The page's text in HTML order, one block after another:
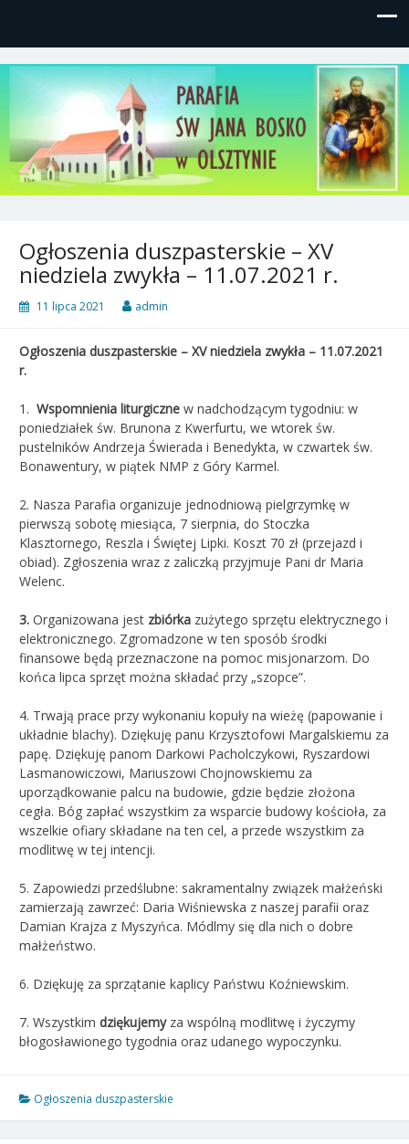
Parafia św, Jana Bosko w
Olsztynie
Gutkowo, ul. Żółkiewskiego 1
Ogłoszenia duszpasterskie – XV
niedziela zwykła – 11.07.2021 r.
11 lipca 2021 admin
Ogłoszenia duszpasterskie – XV niedziela zwykła – 11.07.2021
r.
1. Wspomnienia liturgiczne w nadchodzącym tygodniu: w
poniedziałek św. Brunona z Kwerfurtu, we wtorek św.
pustelników Andrzeja Świerada i Benedykta, w czwartek św.
Bonawentury, w piątek NMP z Góry Karmel.
2. Nasza Parafia organizuje jednodniową pielgrzymkę w
pierwszą sobotę miesiąca, 7 sierpnia, do Stoczka
Klasztornego, Reszla i Świętej Lipki. Koszt 70 zł (przejazd i
obiad). Zgłoszenia wraz z zaliczką przyjmuje Pani dr Maria
Welenc.
3. Organizowana jest zbiórka zużytego sprzętu elektrycznego i
elektronicznego. Zgromadzone w ten sposób środki
finansowe będą przeznaczone na pomoc misjonarzom. Do
końca lipca sprzęt można składać przy „szopce”.
4. Trwają prace przy wykonaniu kopuły na wieżę (papowanie i
układnie blachy). Dziękuję panu Krzysztofowi Margalskiemu za
papę. Dziękuję panom Darkowi Pacholczykowi, Ryszardowi
Lasmanowiczowi, Mariuszowi Chojnowskiemu za
uporządkowanie palcu na budowie, gdzie będzie złożona
cegła. Bóg zapłać wszystkim za wsparcie budowy kościoła, za
wszelkie ofiary składane na ten cel, a przede wszystkim za
modlitwę w tej intencji.
5. Zapowiedzi przedślubne: sakramentalny związek małżeński
zamierzają zawrzeć: Daria Wiśniewska z naszej parafii oraz
Damian Krajza z Myszyńca. Módlmy się dla nich o dobre
małżeństwo.
6. Dziękuję za sprzątanie kaplicy Państwu Koźniewskim.
7. Wszystkim dziękujemyza wspólną modlitwę i życzymy
błogosławionego tygodnia oraz udanego wypoczynku.
Ogłoszenia duszpasterskie